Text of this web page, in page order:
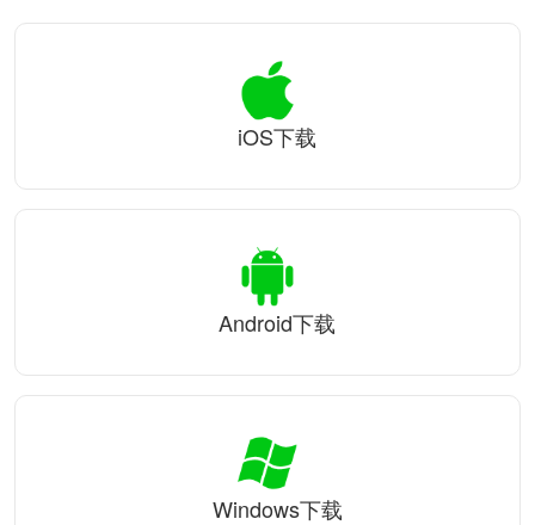
iOS下载
Android下载
Windows下载